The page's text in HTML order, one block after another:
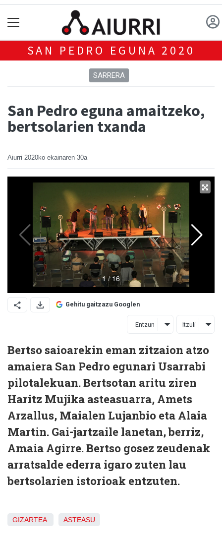
SAN PEDRO EGUNA 2020
SARRERA
San Pedro eguna amaitzeko,
bertsolarien txanda
Aiurri 2020ko ekainaren 30a
Gehitu gaitzazu Googlen
Entzun Itzuli
Bertso saioarekin eman zitzaion atzo
amaiera San Pedro egunari Usarrabi
pilotalekuan. Bertsotan aritu ziren
Haritz Mujika asteasuarra, Amets
Arzallus, Maialen Lujanbio eta Alaia
Martin. Gai-jartzaile lanetan, berriz,
Amaia Agirre. Bertso gosez zeudenak
arratsalde ederra igaro zuten lau
bertsolarien istorioak entzuten.
GIZARTEA ASTEASU